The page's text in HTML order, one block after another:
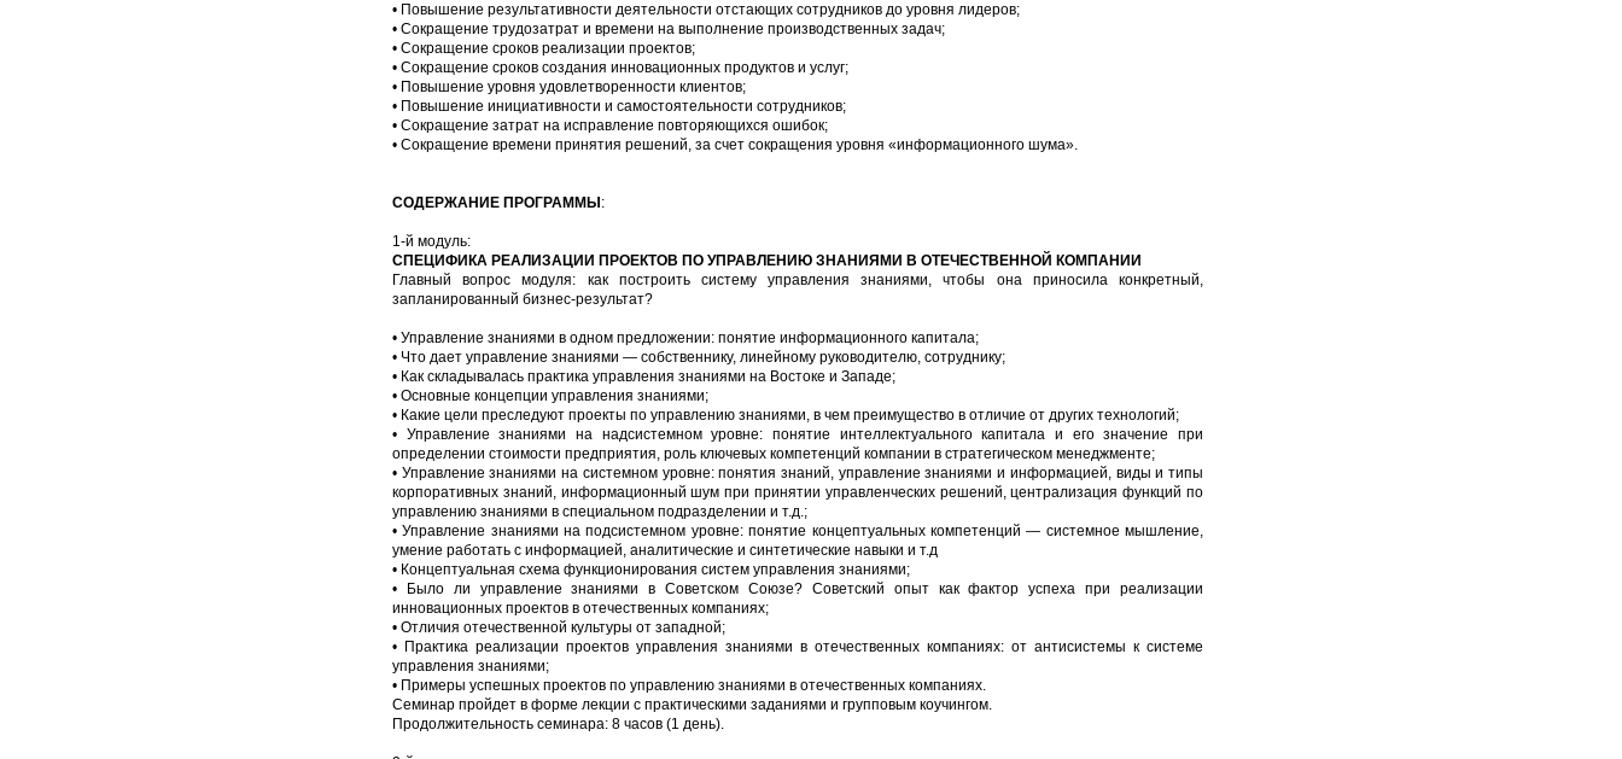
• Повышение результативности деятельности отстающих сотрудников до уровня лидеров;
• Сокращение трудозатрат и времени на выполнение производственных задач;
• Сокращение сроков реализации проектов;
• Сокращение сроков создания инновационных продуктов и услуг;
• Повышение уровня удовлетворенности клиентов;
• Повышение инициативности и самостоятельности сотрудников;
• Сокращение затрат на исправление повторяющихся ошибок;
• Сокращение времени принятия решений, за счет сокращения уровня «информационного шума».
СОДЕРЖАНИЕ ПРОГРАММЫ :
1-й модуль:
СПЕЦИФИКА РЕАЛИЗАЦИИ ПРОЕКТОВ ПО УПРАВЛЕНИЮ ЗНАНИЯМИ В ОТЕЧЕСТВЕННОЙ КОМПАНИИ
Главный вопрос модуля: как построить систему управления знаниями, чтобы она приносила конкретный,
запланированный бизнес-результат?
• Управление знаниями в одном предложении: понятие информационного капитала;
• Что дает управление знаниями — собственнику, линейному руководителю, сотруднику;
• Как складывалась практика управления знаниями на Востоке и Западе;
• Основные концепции управления знаниями;
• Какие цели преследуют проекты по управлению знаниями, в чем преимущество в отличие от других технологий;
• Управление знаниями на надсистемном уровне: понятие интеллектуального капитала и его значение при
определении стоимости предприятия, роль ключевых компетенций компании в стратегическом менеджменте;
• Управление знаниями на системном уровне: понятия знаний, управление знаниями и информацией, виды и типы
корпоративных знаний, информационный шум при принятии управленческих решений, централизация функций по
управлению знаниями в специальном подразделении и т.д.;
• Управление знаниями на подсистемном уровне: понятие концептуальных компетенций — системное мышление,
умение работать с информацией, аналитические и синтетические навыки и т.д
• Концептуальная схема функционирования систем управления знаниями;
• Было ли управление знаниями в Советском Союзе? Советский опыт как фактор успеха при реализации
инновационных проектов в отечественных компаниях;
• Отличия отечественной культуры от западной;
• Практика реализации проектов управления знаниями в отечественных компаниях: от антисистемы к системе
управления знаниями;
• Примеры успешных проектов по управлению знаниями в отечественных компаниях.
Семинар пройдет в форме лекции с практическими заданиями и групповым коучингом.
Продолжительность семинара: 8 часов (1 день).